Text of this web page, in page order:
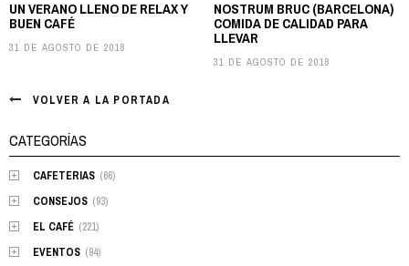
NOSTRUM BRUC (BARCELONA)
COMIDA DE CALIDAD PARA
LLEVAR
31 DE AGOSTO DE 2018
UN VERANO LLENO DE RELAX Y
BUEN CAFÉ
31 DE AGOSTO DE 2018
VOLVER A LA PORTADA
CATEGORÍAS
CAFETERIAS (66)
CONSEJOS (93)
EL CAFÉ (221)
EVENTOS (94)